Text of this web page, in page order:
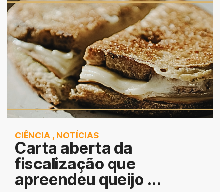
CIÊNCIA , NOTÍCIAS
Carta aberta da
fiscalização que
apreendeu queijo ...